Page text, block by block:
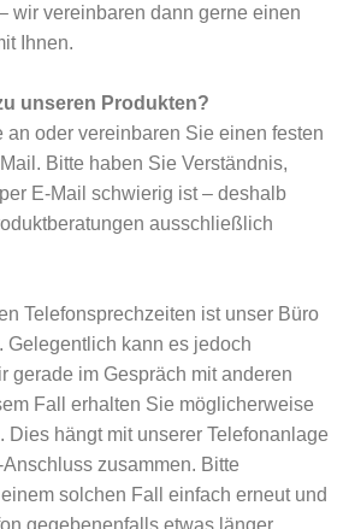
wir vereinbaren dann gerne einen
Ihnen.
unseren Produkten?
an oder vereinbaren Sie einen festen
Bitte haben Sie Verständnis,
E-Mail schwierig ist – deshalb
ausschließlich
Telefonsprechzeiten ist unser Büro
Gelegentlich kann es jedoch
gerade im Gespräch mit anderen
Fall erhalten Sie möglicherweise
Dies hängt mit unserer Telefonanlage
zusammen. Bitte
solchen Fall einfach erneut und
gegebenenfalls etwas länger